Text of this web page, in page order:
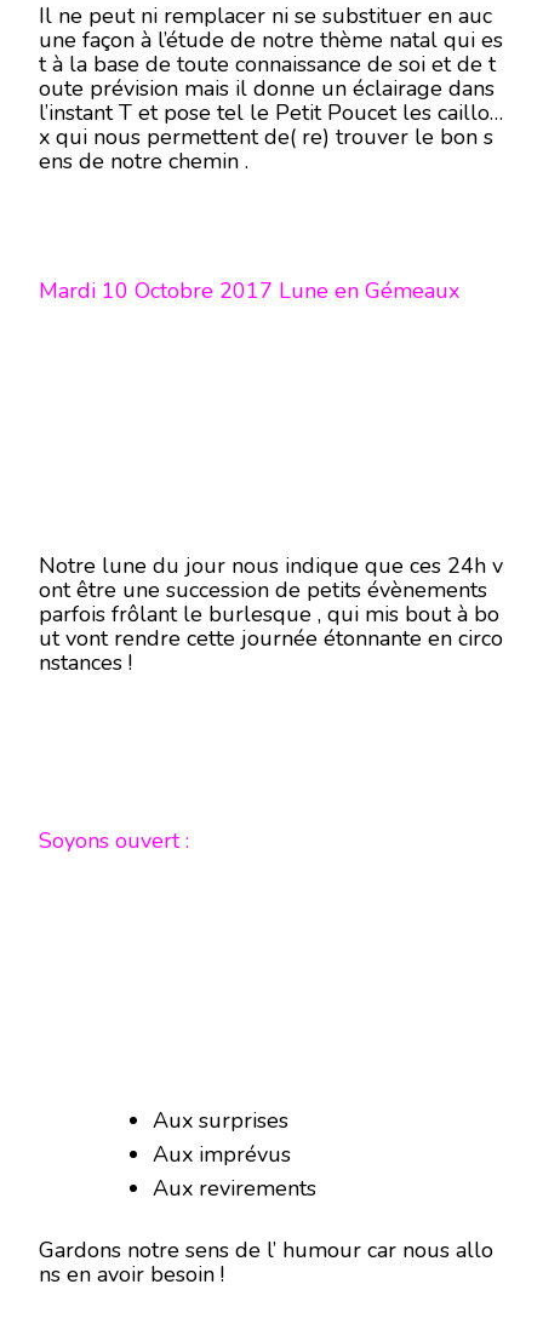
Il ne peut ni remplacer ni se substituer en auc
une façon à l’étude de notre thème natal qui es
t à la base de toute connaissance de soi et de t
oute prévision mais il donne un éclairage dans
l’instant T et pose tel le Petit Poucet les caillou
x qui nous permettent de( re) trouver le bon s
ens de notre chemin .
Mardi 10 Octobre 2017 Lune en Gémeaux
Notre lune du jour nous indique que ces 24h v
ont être une succession de petits évènements
parfois frôlant le burlesque , qui mis bout à bo
ut vont rendre cette journée étonnante en circo
nstances !
Soyons ouvert :
Aux surprises
Aux imprévus
Aux revirements
Gardons notre sens de l’ humour car nous allo
ns en avoir besoin !